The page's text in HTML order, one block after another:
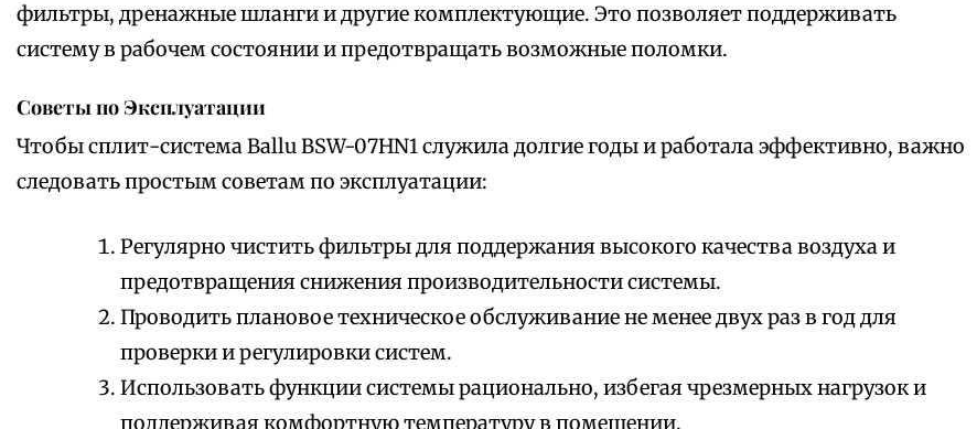
фильтры, дренажные шланги и другие комплектующие. Это позволяет поддерживать
систему в рабочем состоянии и предотвращать возможные поломки.
Советы по Эксплуатации
Чтобы сплит-система Ballu BSW-07HN1 служила долгие годы и работала эффективно, важно
следовать простым советам по эксплуатации:
Регулярно чистить фильтры для поддержания высокого качества воздуха и
предотвращения снижения производительности системы.
Проводить плановое техническое обслуживание не менее двух раз в год для
проверки и регулировки систем.
Использовать функции системы рационально, избегая чрезмерных нагрузок и
поддерживая комфортную температуру в помещении.